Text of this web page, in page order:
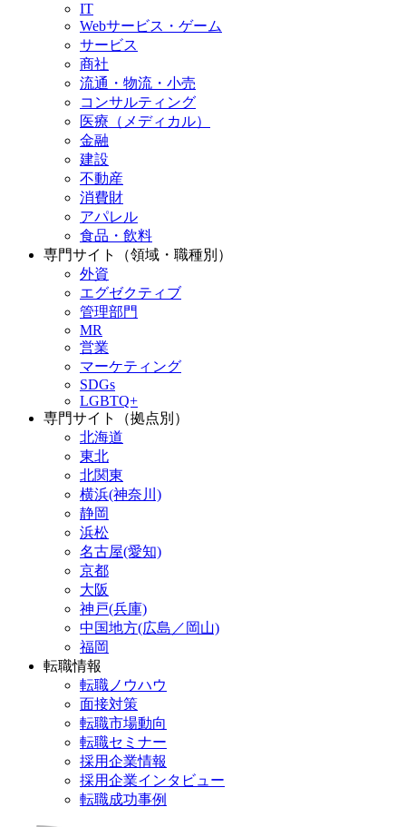
IT
Webサービス・ゲーム
サービス
商社
流通・物流・小売
コンサルティング
医療（メディカル）
金融
建設
不動産
消費財
アパレル
食品・飲料
専門サイト（領域・職種別）
外資
エグゼクティブ
管理部門
MR
営業
マーケティング
SDGs
LGBTQ+
専門サイト（拠点別）
北海道
東北
北関東
横浜(神奈川)
静岡
浜松
名古屋(愛知)
京都
大阪
神戸(兵庫)
中国地方(広島／岡山)
福岡
転職情報
転職ノウハウ
面接対策
転職市場動向
転職セミナー
採用企業情報
採用企業インタビュー
転職成功事例